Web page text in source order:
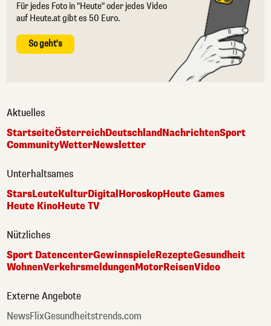
Für jedes Foto in "Heute" oder jedes Video
auf Heute.at gibt es 50 Euro.
So geht's
Aktuelles
StartseiteÖsterreichDeutschlandNachrichtenSport
CommunityWetterNewsletter
Unterhaltsames
StarsLeuteKulturDigital HoroskopHeute Games
Heute KinoHeute TV
Nützliches
Sport DatencenterGewinnspieleRezepteGesundheit
WohnenVerkehrsmeldungenMotorReisenVideo
Externe Angebote
NewsFlixGesundheitstrends.com